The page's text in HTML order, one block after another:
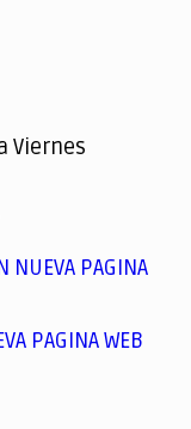
Viernes
NUEVA PAGINA
PAGINA WEB